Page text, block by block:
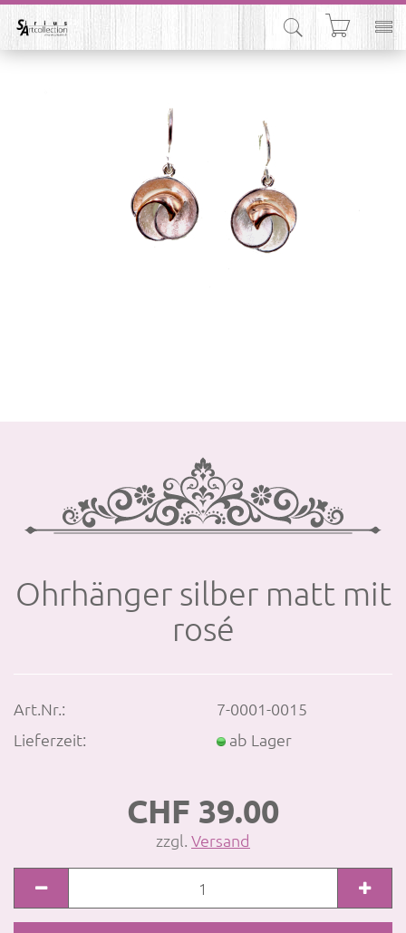



Ohr­hän­ger sil­ber matt mit
rosé
Art.Nr.:
7-0001-0015
Lieferzeit:
ab Lager
CHF 39.00
zzgl. Versand